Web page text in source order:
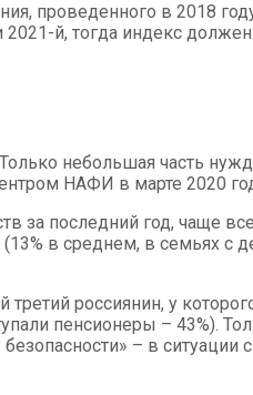
проведенного в 2018
й, тогда индекс
небольшая часть
НАФИ в марте 2020
за последний год, чаще
в среднем, в семьях с
россиянин, у
пенсионеры – 43%).
– в ситуации